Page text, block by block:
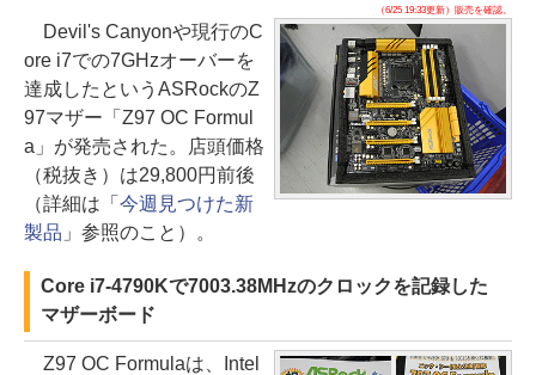
（6/25 19:33更新）販売を確認。
Devil's Canyonや現行のC
ore i7での7GHzオーバーを
達成したというASRockのZ
97マザー「Z97 OC Formul
a」が発売された。店頭価格
（税抜き）は29,800円前後
（詳細は「 今週見つけた新
製品 」参照のこと）。
Core i7-4790Kで7003.38MHzのクロックを記録した
マザーボード
Z97 OC Formulaは、Intel